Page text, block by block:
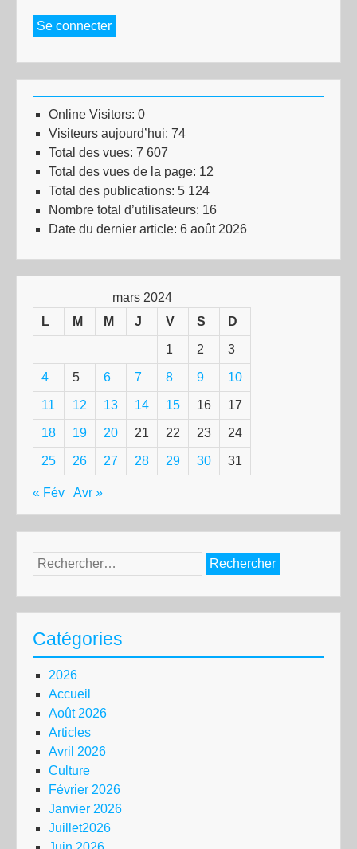
Se connecter
Online Visitors: 0
Visiteurs aujourd’hui: 74
Total des vues: 7 607
Total des vues de la page: 12
Total des publications: 5 124
Nombre total d’utilisateurs: 16
Date du dernier article: 6 août 2026
mars 2024
L
M M J V S D
1 2 3
4 5 6 7 8 9 10
11 12 13 14 15 16 17
18 19 20 21 22 23 24
25 26 27 28 29 30 31
« Fév Avr »
Rechercher :
Catégories
2026
Accueil
Août 2026
Articles
Avril 2026
Culture
Février 2026
Janvier 2026
Juillet2026